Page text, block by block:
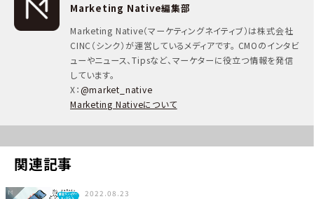
Marketing Native編集部
Marketing Native（マーケティングネイティブ）は株式会社
CINC（シンク）が運営しているメディアです。 CMOのインタビ
ューやニュース、Tipsなど、マーケターに役立つ情報を発信
しています。
X：@market_native
Marketing Nativeについて
関連記事
2022.08.23